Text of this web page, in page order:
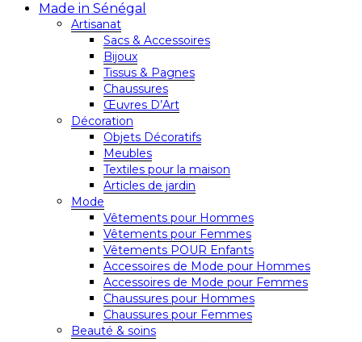
Made in Sénégal
Artisanat
Sacs & Accessoires
Bijoux
Tissus & Pagnes
Chaussures
Œuvres D’Art
Décoration
Objets Décoratifs
Meubles
Textiles pour la maison
Articles de jardin
Mode
Vêtements pour Hommes
Vêtements pour Femmes
Vêtements POUR Enfants
Accessoires de Mode pour Hommes
Accessoires de Mode pour Femmes
Chaussures pour Hommes
Chaussures pour Femmes
Beauté & soins